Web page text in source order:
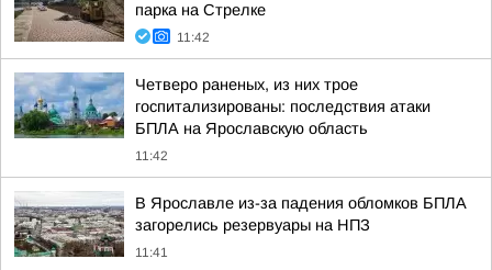
парка на Стрелке
11:42
Четверо раненых, из них трое
госпитализированы: последствия атаки
БПЛА на Ярославскую область
11:42
В Ярославле из-за падения обломков БПЛА
загорелись резервуары на НПЗ
11:41